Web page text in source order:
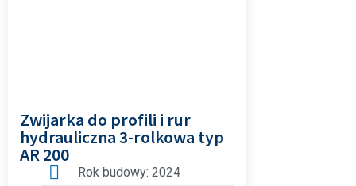
Zwijarka do profili i rur
hydrauliczna 3-rolkowa typ
AR 200
Rok budowy: 2024